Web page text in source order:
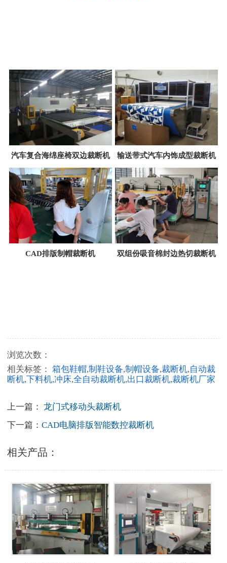
汽车复合海绵座椅双边裁断机 输送带式汽车内饰成型裁断机
CAD排版制帽裁断机 双组份吸音棉封边热切裁断机
浏览次数：
相关标签： 箱包鞋帽,制鞋设备,制帽设备,裁断机,自动裁
断机,下料机,冲床,全自动裁断机,出口裁断机,裁断机厂家
上一篇： 龙门式移动头裁断机
下一篇： CAD电脑排版智能数控裁断机
相关产品：